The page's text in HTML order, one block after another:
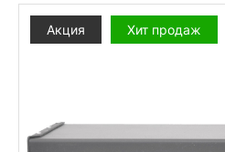
Акция Хит продаж